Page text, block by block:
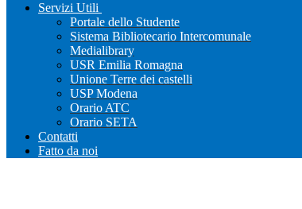
Servizi Utili
Portale dello Studente
Sistema Bibliotecario Intercomunale
Medialibrary
USR Emilia Romagna
Unione Terre dei castelli
USP Modena
Orario ATC
Orario SETA
Contatti
Fatto da noi